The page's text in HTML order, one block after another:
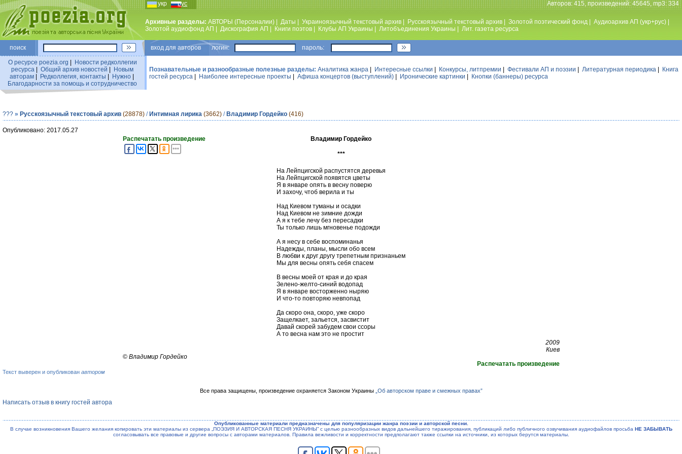
укр рус Авторов: 415, произведений: 45645, mp3: 334
Архивные разделы: АВТОРЫ (Персоналии) Даты Украиноязычный текстовый архив Русскоязычный текстовый архив Золотой поэтический фонд Аудиоархив АП (укр+рус)
Золотой аудиофонд АП
Дискография АП Книги поэтов Клубы АП Украины Литобъединения Украины Лит. газета ресурса
поиск вход для авторов логин: пароль:
О ресурсе poezia.org
Новости редколлегии
ресурса
Общий архив новостей
Новым
авторам| Редколлегия, контакты Нужно|
Благодарности за помощь и сотрудничество
Познавательные и разнообразные полезные разделы: Аналитика жанра Интересные ссылки Конкурсы, литпремии Фестивали АП и поэзии Литературная периодика
Книга
гостей ресурса
Наиболее интересные проекты Афиша концертов (выступлений) Иронические картинки Кнопки (баннеры) ресурса
??? » Русскоязычный текстовый архив (28878) / Интимная лирика (3662) / Владимир Гордейко (416)
Опубликовано: 2017.05.27
Распечатать произведение
Владимир Гордейко
***
На Лейпцигской распустятся деревья
На Лейпцигской появятся цветы
Я в январе опять в весну поверю
И захочу, чтоб верила и ты
Над Киевом туманы и осадки
Над Киевом не зимние дожди
А я к тебе лечу без пересадки
Ты только лишь мгновенье подожди
А я несу в себе воспоминанья
Надежды, планы, мысли обо всем
В любви к друг другу трепетным признаньем
Мы для весны опять себя спасем
В весны моей от края и до края
Зелено-желто-синий водопад
Я в январе восторженно ныряю
И что-то повторяю невпопад
Да скоро она, скоро, уже скоро
Защелкает, зальется, засвистит
Давай скорей забудем свои ссоры
А то весна нам это не простит
2009
Киев
© Владимир Гордейко
Распечатать произведение
Текст выверен и опубликован автором
Все права защищены, произведение охраняется Законом Украины „Об авторском праве и смежных правах”
Написать отзыв в книгу гостей автора
Опубликованные материали предназначены для популяризации жанра поэзии и авторской песни.
В случае возникновения Вашего желания копировать эти материалы из сервера „ПОЭЗИЯ И АВТОРСКАЯ ПЕСНЯ УКРАИНЫ” с целью разнообразных видов дальнейшего тиражирования, публикаций либо публичного озвучивания аудиофайлов просьба НЕ ЗАБЫВАТЬ
согласовывать все правовые и другие вопросы с авторами материалов. Правила вежливости и корректности предполагают также ссылки на источники, из которых берутся материалы.